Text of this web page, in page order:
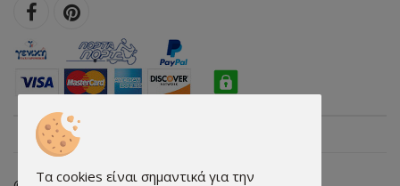
Τα cookies είναι σημαντικά για την